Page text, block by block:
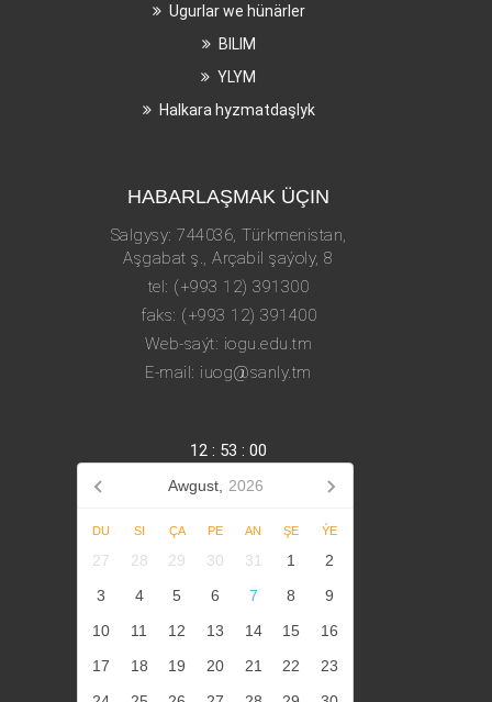
Ugurlar we hünärler
BILIM
YLYM
Halkara hyzmatdaşlyk
HABARLAŞMAK ÜÇIN
Salgysy: 744036, Türkmenistan,
Aşgabat ş., Arçabil şaýoly, 8
tel: (+993 12) 391300
faks: (+993 12) 391400
Web-saýt: iogu.edu.tm
E-mail: iuog@sanly.tm
12 : 53 : 00
Awgust, 2026
DU SI ÇA PE AN ŞE ÝE
27 28 29 30 31 1
2
3
4 5 6 7 8
9
10
11 12 13 14 15
16
17
18 19 20 21 22
23